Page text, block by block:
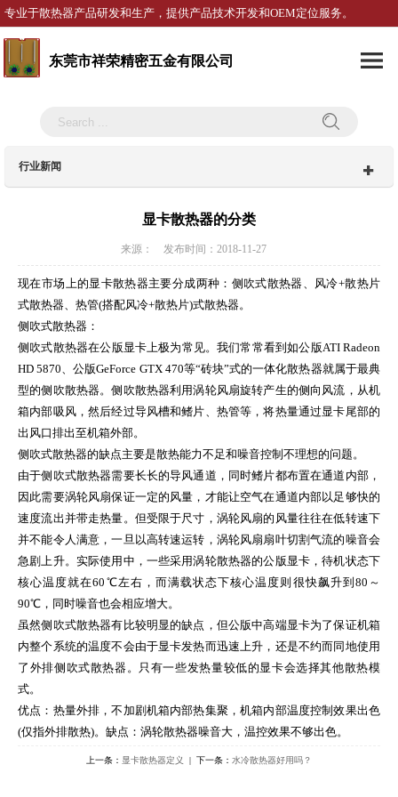
专业于散热器产品研发和生产，提供产品技术开发和OEM定位服务。
东莞市祥荣精密五金有限公司
行业新闻
显卡散热器的分类
来源： 发布时间：2018-11-27
现在市场上的显卡散热器主要分成两种：侧吹式散热器、风冷+散热片
式散热器、热管(搭配风冷+散热片)式散热器。
侧吹式散热器：
侧吹式散热器在公版显卡上极为常见。我们常常看到如公版ATI Radeon
HD 5870、公版GeForce GTX 470等“砖块”式的一体化散热器就属于最典
型的侧吹散热器。侧吹散热器利用涡轮风扇旋转产生的侧向风流，从机
箱内部吸风，然后经过导风槽和鳍片、热管等，将热量通过显卡尾部的
出风口排出至机箱外部。
侧吹式散热器的缺点主要是散热能力不足和噪音控制不理想的问题。
由于侧吹式散热器需要长长的导风通道，同时鳍片都布置在通道内部，
因此需要涡轮风扇保证一定的风量，才能让空气在通道内部以足够快的
速度流出并带走热量。但受限于尺寸，涡轮风扇的风量往往在低转速下
并不能令人满意，一旦以高转速运转，涡轮风扇扇叶切割气流的噪音会
急剧上升。实际使用中，一些采用涡轮散热器的公版显卡，待机状态下
核心温度就在60℃左右，而满载状态下核心温度则很快飙升到80～
90℃，同时噪音也会相应增大。
虽然侧吹式散热器有比较明显的缺点，但公版中高端显卡为了保证机箱
内整个系统的温度不会由于显卡发热而迅速上升，还是不约而同地使用
了外排侧吹式散热器。只有一些发热量较低的显卡会选择其他散热模
式。
优点：热量外排，不加剧机箱内部热集聚，机箱内部温度控制效果出色
(仅指外排散热)。缺点：涡轮散热器噪音大，温控效果不够出色。
上一条： 显卡散热器定义 | 下一条： 水冷散热器好用吗？